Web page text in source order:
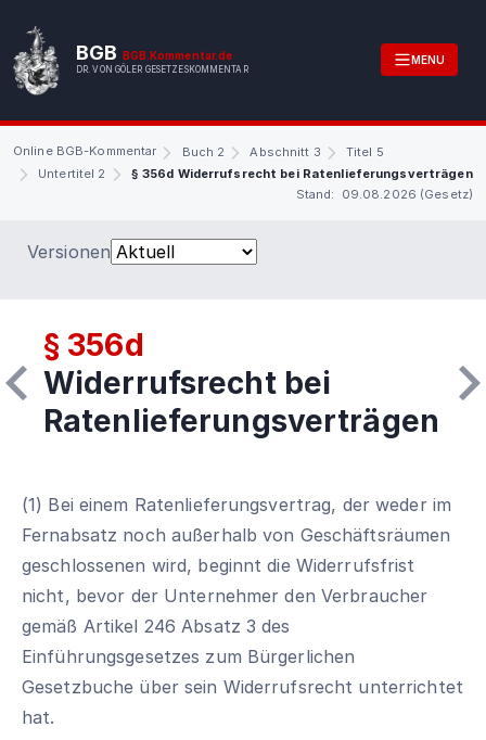
BGB BGB.Kommentar.de
DR. VON GÖLER GESETZESKOMMENTAR
MENU
Online BGB-Kommentar Buch 2 Abschnitt 3
Titel 5
Untertitel 2
§ 356d Widerrufsrecht bei Ratenlieferungsverträgen
Stand: 09.08.2026 (Gesetz)
Versionen
§ 356d
Widerrufsrecht bei
Ratenlieferungsverträgen
(1) Bei einem Ratenlieferungsvertrag, der weder im
Fernabsatz noch außerhalb von Geschäftsräumen
geschlossenen wird, beginnt die Widerrufsfrist
nicht, bevor der Unternehmer den Verbraucher
gemäß Artikel 246 Absatz 3 des
Einführungsgesetzes zum Bürgerlichen
Gesetzbuche über sein Widerrufsrecht unterrichtet
hat.